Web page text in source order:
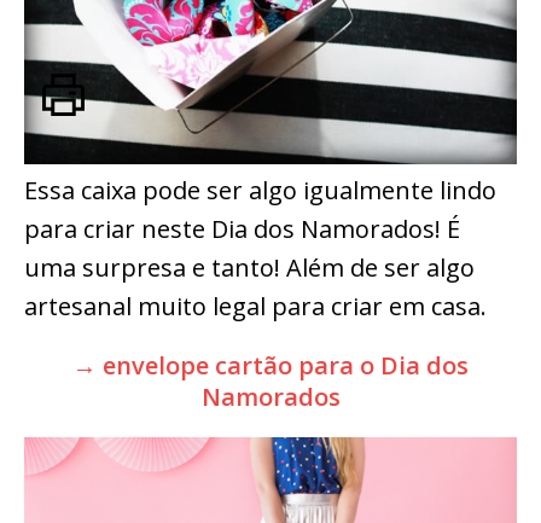
Essa caixa pode ser algo igualmente lindo
para criar neste Dia dos Namorados! É
uma surpresa e tanto! Além de ser algo
artesanal muito legal para criar em casa.
→ envelope cartão para o Dia dos
Namorados